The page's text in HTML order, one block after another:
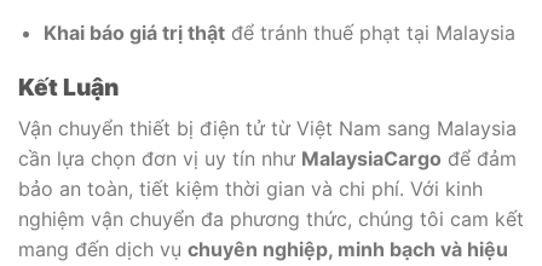
Khai báo giá trị thậtđể tránh thuế phạt tại Malaysia
Kết Luận
Vận chuyển thiết bị điện tử từ Việt Nam sang Malaysia
cần lựa chọn đơn vị uy tín như MalaysiaCargo để đảm
bảo an toàn, tiết kiệm thời gian và chi phí. Với kinh
nghiệm vận chuyển đa phương thức, chúng tôi cam kết
mang đến dịch vụ chuyên nghiệp, minh bạch và hiệu